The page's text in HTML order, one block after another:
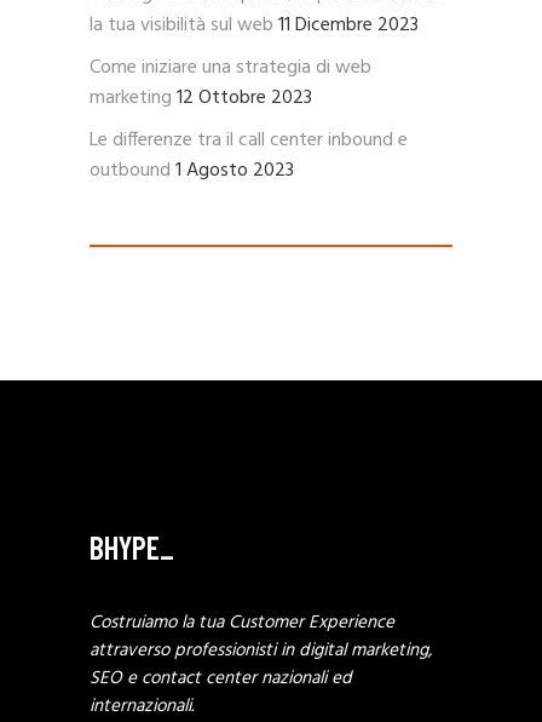
la tua visibilità sul web11 Dicembre 2023
Come iniziare una strategia di web
marketing12 Ottobre 2023
Le differenze tra il call center inbound e
outbound1 Agosto 2023
BHYPE_
Costruiamo la tua Customer Experience
attraverso professionisti in digital marketing,
SEO e contact center nazionali ed
internazionali.